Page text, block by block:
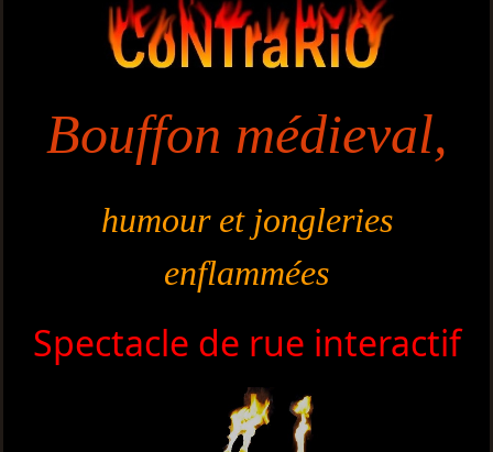
Bouffon médieval,
humour et jongleries
enflammées
Spectacle de rue interactif